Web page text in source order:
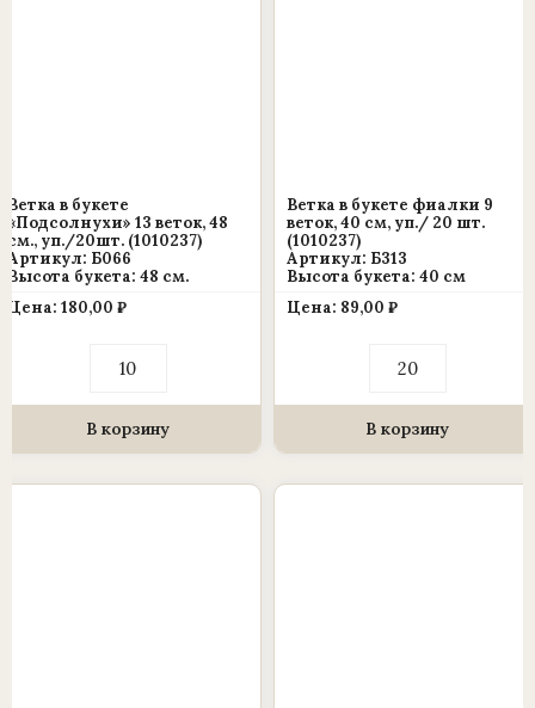
Ветка в букете
«Подсолнухи» 13 веток, 48
см., уп./20шт. (1010237)
Артикул: Б066
Высота букета: 48 см.
Цена: 180,00 ₽
товара
в
букете
веток,
В корзину
Ветка в букете фиалки 9
веток, 40 см, уп./ 20 шт.
(1010237)
Артикул: Б313
Высота букета: 40 см
Цена: 89,00 ₽
товара
в
букете
веток,
В корзину
Этот